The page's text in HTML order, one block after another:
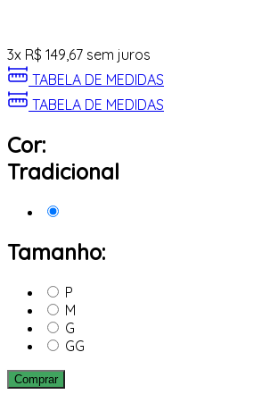
3x R$ 149,67 sem juros
TABELA DE MEDIDAS
TABELA DE MEDIDAS
Cor:
Tradicional
Tamanho:
P
M
G
GG
Comprar